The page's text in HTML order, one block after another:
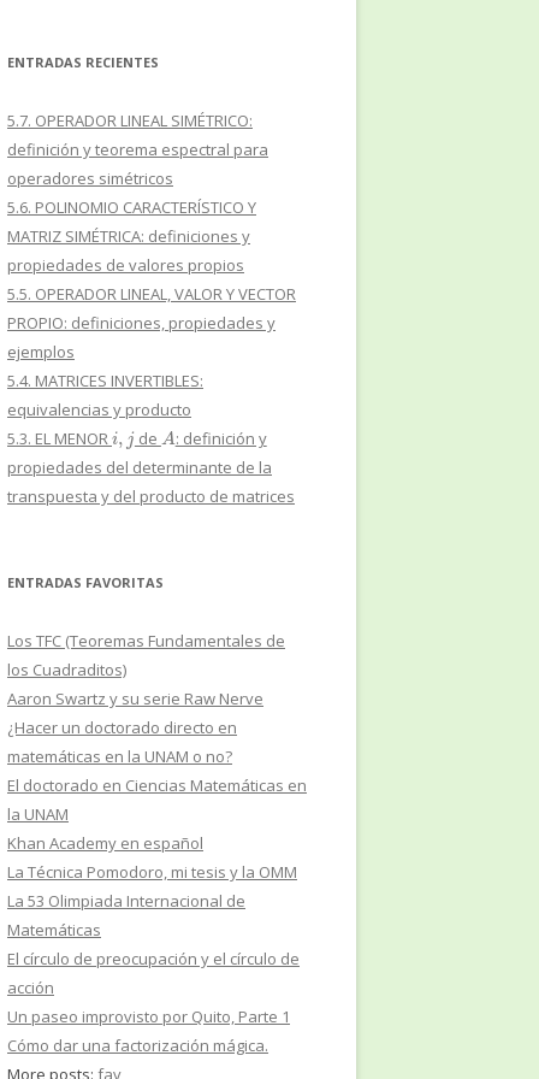
ENTRADAS RECIENTES
5.7. OPERADOR LINEAL SIMÉTRICO:
definición y teorema espectral para
operadores simétricos
5.6. POLINOMIO CARACTERÍSTICO Y
MATRIZ SIMÉTRICA: definiciones y
propiedades de valores propios
5.5. OPERADOR LINEAL, VALOR Y VECTOR
PROPIO: definiciones, propiedades y
ejemplos
5.4. MATRICES INVERTIBLES:
equivalencias y producto
5.3. EL MENOR i,j de A: definición y
propiedades del determinante de la
transpuesta y del producto de matrices
ENTRADAS FAVORITAS
Los TFC (Teoremas Fundamentales de
los Cuadraditos)
Aaron Swartz y su serie Raw Nerve
¿Hacer un doctorado directo en
matemáticas en la UNAM o no?
El doctorado en Ciencias Matemáticas en
la UNAM
Khan Academy en español
La Técnica Pomodoro, mi tesis y la OMM
La 53 Olimpiada Internacional de
Matemáticas
El círculo de preocupación y el círculo de
acción
Un paseo improvisto por Quito, Parte 1
Cómo dar una factorización mágica.
More posts: fav